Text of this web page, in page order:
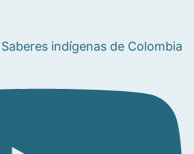
Saberes indígenas de Colombia